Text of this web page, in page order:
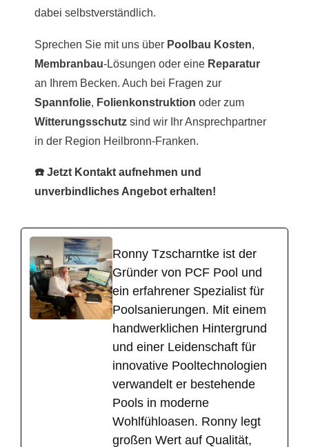
dabei selbstverständlich.
Sprechen Sie mit uns über Poolbau Kosten,
Membranbau-Lösungen oder eine Reparatur
an Ihrem Becken. Auch bei Fragen zur
Spannfolie, Folienkonstruktion oder zum
Witterungsschutz sind wir Ihr Ansprechpartner
in der Region Heilbronn-Franken.
☎️ Jetzt Kontakt aufnehmen und
unverbindliches Angebot erhalten!
Ronny Tzscharntke ist der
Gründer von PCF Pool und
ein erfahrener Spezialist für
Poolsanierungen. Mit einem
handwerklichen Hintergrund
und einer Leidenschaft für
innovative Pooltechnologien
verwandelt er bestehende
Pools in moderne
Wohlfühloasen. Ronny legt
großen Wert auf Qualität,